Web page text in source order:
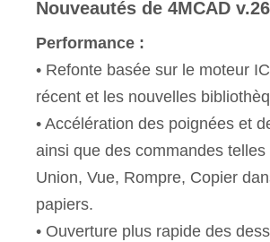
Nouveautés de 4MCAD v.26
Performance :
• Refonte basée sur le moteur
récent et les nouvelles
• Accélération des poignées et
ainsi que des commandes telles
Union, Vue, Rompre, Copier
papiers.
• Ouverture plus rapide des